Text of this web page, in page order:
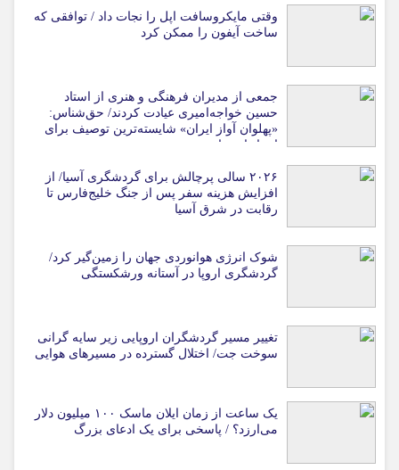
وقتی مایکروسافت اپل را نجات داد / توافقی که
ساخت آیفون را ممکن کرد
جمعی از مدیران فرهنگی و هنری از استاد
حسین خواجه‌امیری عیادت کردند/ حق‌شناس:
«پهلوان آواز ایران» شایسته‌ترین توصیف برای
استاد ایرج است
۲۰۲۶ سالی پرچالش برای گردشگری آسیا/ از
افزایش هزینه سفر پس از جنگ خلیج‌فارس تا
رقابت در شرق آسیا
شوک انرژی هوانوردی جهان را زمین‌گیر کرد/
گردشگری اروپا در آستانه ورشکستگی
تغییر مسیر گردشگران اروپایی زیر سایه گرانی
سوخت جت/ اختلال گسترده در مسیرهای هوایی
یک ساعت از زمان ایلان ماسک ۱۰۰ میلیون دلار
می‌ارزد؟ / پاسخی برای یک ادعای بزرگ